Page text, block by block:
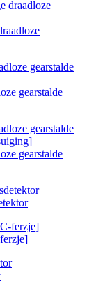
gearstalde
gearstalde